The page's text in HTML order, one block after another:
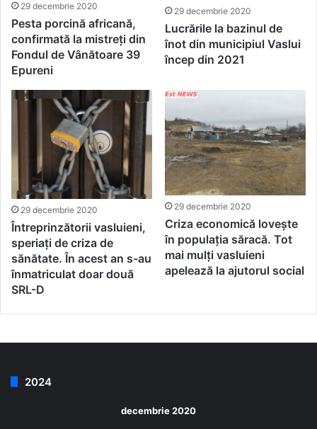
29 decembrie 2020
Pesta porcină africană,
confirmată la mistreți din
Fondul de Vânătoare 39
Epureni
29 decembrie 2020
Lucrările la bazinul de
înot din municipiul Vaslui
încep din 2021
29 decembrie 2020
Întreprinzătorii vasluieni,
speriați de criza de
sănătate. În acest an s-au
înmatriculat doar două
SRL-D
29 decembrie 2020
Criza economică lovește
în populația săracă. Tot
mai mulți vasluieni
apelează la ajutorul social
2024
decembrie 2020